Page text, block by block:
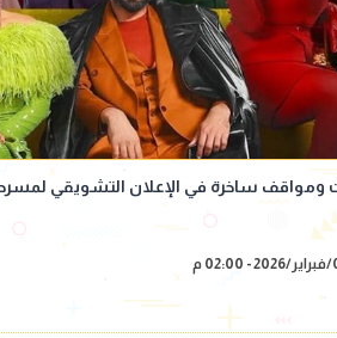
ومواقف ساخرة في الإعلان التشويقي